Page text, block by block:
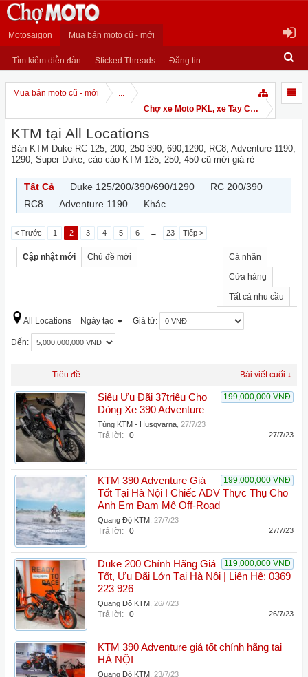
Motosaigon Mua bán moto cũ - mới
Tìm kiếm diễn đàn Sticked Threads Đăng tin
Mua bán moto cũ - mới
...
Chợ xe Moto PKL, xe Tay Côn
KTM tại All Locations
Bán KTM Duke RC 125, 200, 250 390, 690,1290, RC8, Adventure 1190,
1290, Super Duke, cào cào KTM 125, 250, 450 cũ mới giá rẻ
Tất Cả Duke 125/200/390/690/1290
RC 200/390
RC8
Adventure 1190 Khác
< Trước 1 2 3 4 5 6 → 23 Tiếp >
Cập nhật mới Chủ đề mới Cá nhân
Cửa hàng
Tất cả nhu cầu
All Locations Ngày tạo Giá từ:
Đến:
Tiêu đề Bài viết cuối ↓
199,000,000 VNĐ
Siêu Ưu Đãi 37triệu Cho
Dòng Xe 390 Adventure
Tùng KTM - Husqvarna 27/7/23
Trả lời: 0 27/7/23
199,000,000 VNĐ
KTM 390 Adventure Giá
Tốt Tại Hà Nội I Chiếc ADV Thực Thụ Cho
Anh Em Đam Mê Off-Road
Quang Độ KTM 27/7/23
Trả lời: 0 27/7/23
119,000,000 VNĐ
Duke 200 Chính Hãng Giá
Tốt, Ưu Đãi Lớn Tại Hà Nội | Liên Hệ: 0369
223 926
Quang Độ KTM 26/7/23
Trả lời: 0 26/7/23
KTM 390 Adventure giá tốt chính hãng tại
HÀ NỘI
Quang Độ KTM 23/7/23